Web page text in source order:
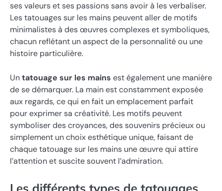
ses valeurs et ses passions sans avoir à les verbaliser.
Les tatouages sur les mains peuvent aller de motifs
minimalistes à des œuvres complexes et symboliques,
chacun reflétant un aspect de la personnalité ou une
histoire particulière.
Untatouage sur les mains est également une manière
de se démarquer. La main est constamment exposée
aux regards, ce qui en fait un emplacement parfait
pour exprimer sa créativité. Les motifs peuvent
symboliser des croyances, des souvenirs précieux ou
simplement un choix esthétique unique, faisant de
chaque tatouage sur les mains une œuvre qui attire
l’attention et suscite souvent l’admiration.
Les différents types de tatouages